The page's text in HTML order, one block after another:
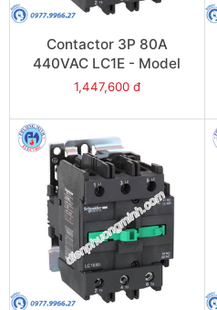
Contactor 3P 80A
440VAC LC1E - Model
LC1E80R6
1,447,600 đ